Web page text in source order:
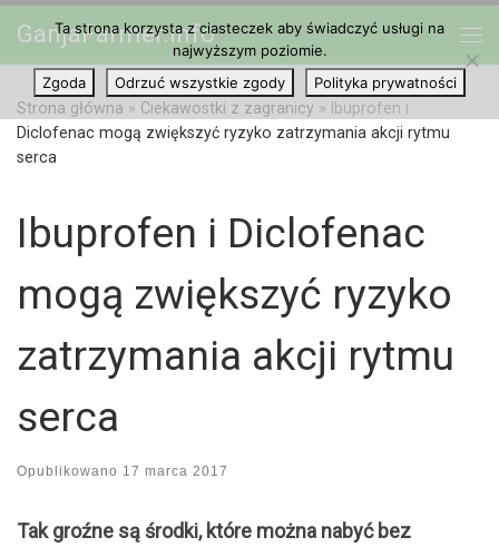
Przejdź do treści
GanjaFarmer.info
Strona główna » Ciekawostki z zagranicy »
Ibuprofen i
Diclofenac mogą zwiększyć ryzyko zatrzymania akcji rytmu
serca
Ibuprofen i Diclofenac
mogą zwiększyć ryzyko
zatrzymania akcji rytmu
serca
Opublikowano 17 marca 2017
Tak groźne są środki, które można nabyć bez
Ta strona korzysta z ciasteczek aby świadczyć usługi na
najwyższym poziomie.
Zgoda
Odrzuć wszystkie zgody Polityka prywatności